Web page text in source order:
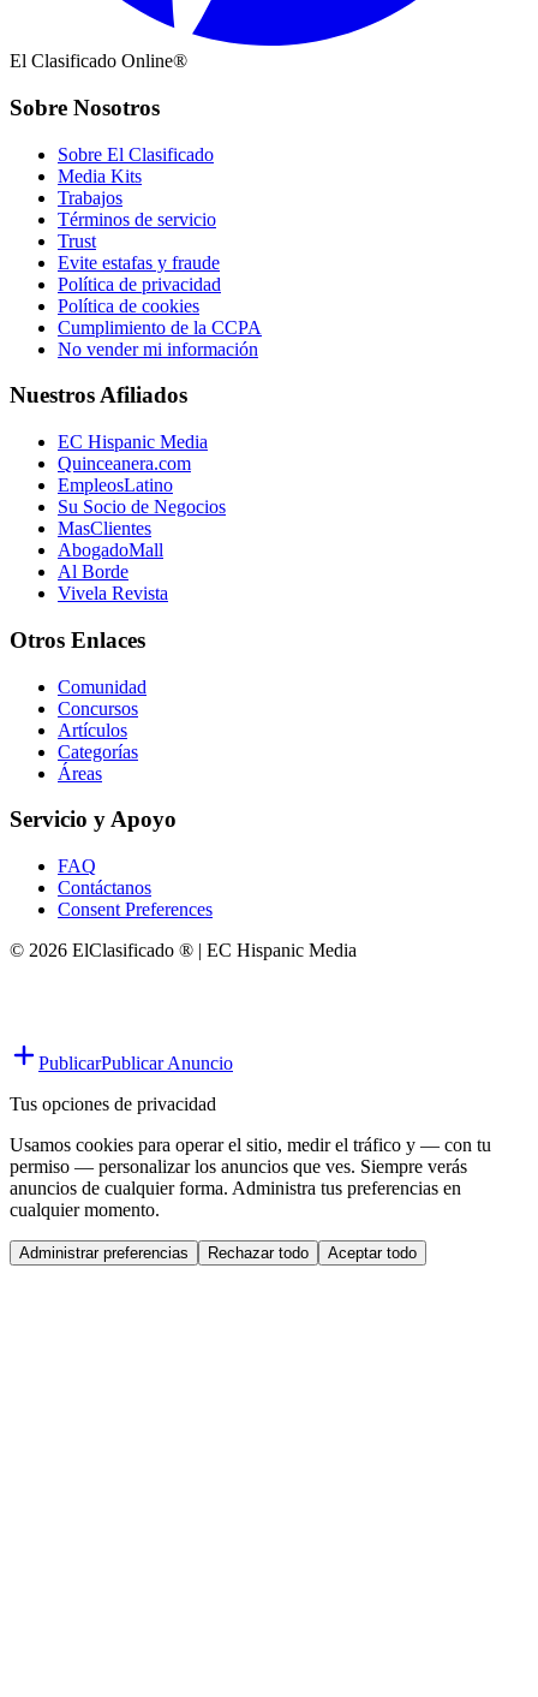
El Clasificado Online®
Sobre Nosotros
Sobre El Clasificado
Media Kits
Trabajos
Términos de servicio
Trust
Evite estafas y fraude
Política de privacidad
Política de cookies
Cumplimiento de la CCPA
No vender mi información
Nuestros Afiliados
EC Hispanic Media
Quinceanera.com
EmpleosLatino
Su Socio de Negocios
MasClientes
AbogadoMall
Al Borde
Vivela Revista
Otros Enlaces
Comunidad
Concursos
Artículos
Categorías
Áreas
Servicio y Apoyo
FAQ
Contáctanos
Consent Preferences
© 2026 ElClasificado ® | EC Hispanic Media
PublicarPublicar Anuncio
Tus opciones de privacidad
Usamos cookies para operar el sitio, medir el tráfico y — con tu
permiso — personalizar los anuncios que ves. Siempre verás
anuncios de cualquier forma. Administra tus preferencias en
cualquier momento.
Administrar preferencias Rechazar todo Aceptar todo